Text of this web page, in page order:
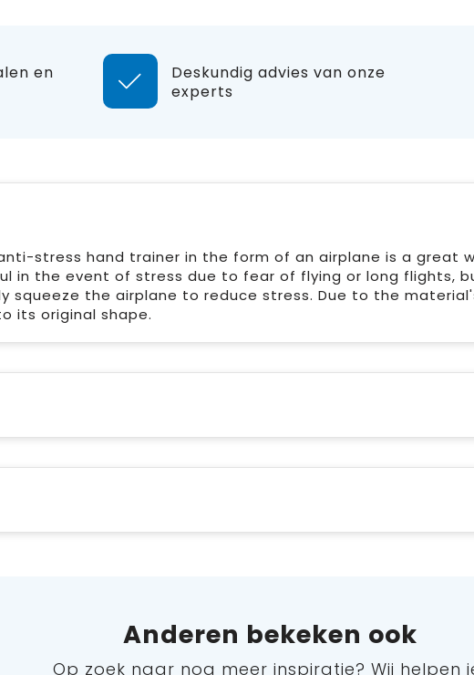
en
Deskundig advies van onze
experts
stress hand trainer in the form of an airplane is a great
in the event of stress due to fear of flying or long flights,
squeeze the airplane to reduce stress. Due to the
its original shape.
Anderen bekeken ook
Op zoek naar nog meer inspiratie? Wij helpen